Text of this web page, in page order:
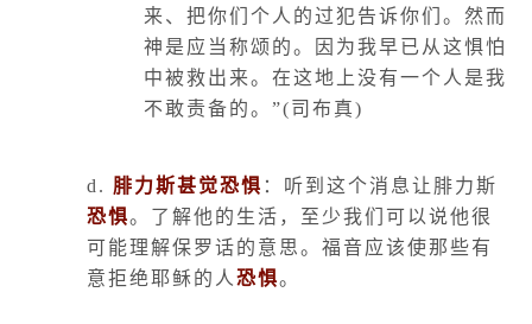
来、把你们个人的过犯告诉你们。然而
神是应当称颂的。因为我早已从这惧怕
中被救出来。在这地上没有一个人是我
不敢责备的。”(司布真)
d. 腓力斯甚觉恐惧 ：听到这个消息让腓力斯
恐惧。了解他的生活，至少我们可以说他很
可能理解保罗话的意思。福音应该使那些有
意拒绝耶稣的人 恐惧。